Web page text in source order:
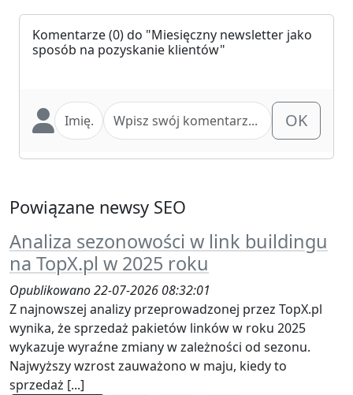
Komentarze(0) do "Miesięczny newsletter jako
sposób na pozyskanie klientów"
OK
Powiązane newsy SEO
Analiza sezonowości w link buildingu
na TopX.pl w 2025 roku
Opublikowano 22-07-2026 08:32:01
Z najnowszej analizy przeprowadzonej przez TopX.pl
wynika, że sprzedaż pakietów linków w roku 2025
wykazuje wyraźne zmiany w zależności od sezonu.
Najwyższy wzrost zauważono w maju, kiedy to
sprzedaż [...]